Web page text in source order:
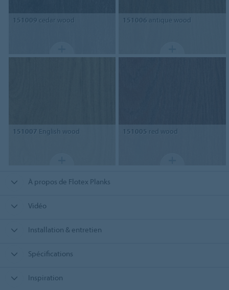
151009 cedar wood 151006 antique wood
151007 English wood 151005 red wood
À propos de Flotex Planks
Vidéo
Installation & entretien
Spécifications
Inspiration